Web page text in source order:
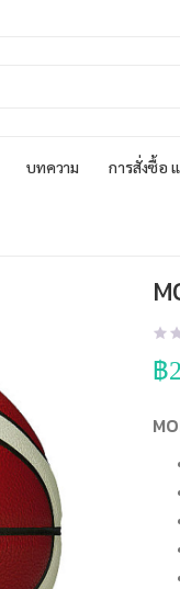
บทความ การสั่งซื้อ
฿